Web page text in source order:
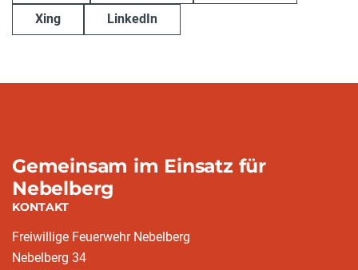
Xing LinkedIn
Gemeinsam im Einsatz für
Nebelberg
KONTAKT
Freiwillige Feuerwehr Nebelberg
Nebelberg 34